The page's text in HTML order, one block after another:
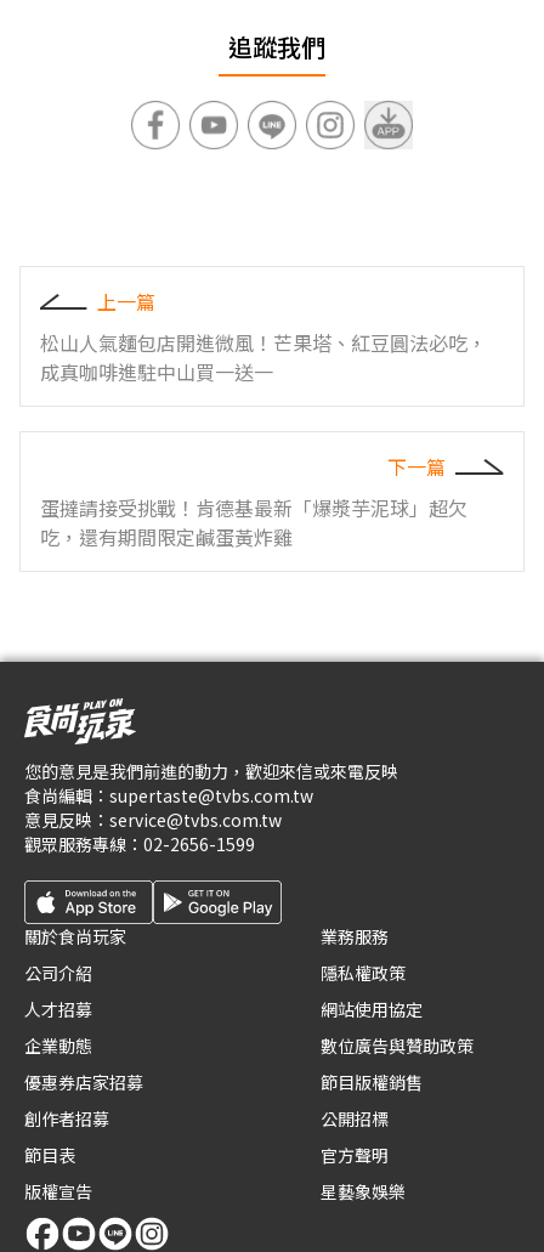
追蹤我們
上一篇
松山人氣麵包店開進微風！芒果塔、紅豆圓法必吃，
成真咖啡進駐中山買一送一
下一篇
蛋撻請接受挑戰！肯德基最新「爆漿芋泥球」超欠
吃，還有期間限定鹹蛋黃炸雞
您的意見是我們前進的動力，歡迎來信或來電反映
食尚編輯： supertaste@tvbs.com.tw
意見反映： service@tvbs.com.tw
觀眾服務專線： 02-2656-1599
關於食尚玩家
公司介紹
人才招募
企業動態
優惠券店家招募
創作者招募
節目表
版權宣告
業務服務
隱私權政策
網站使用協定
數位廣告與贊助政策
節目版權銷售
公開招標
官方聲明
星藝象娛樂